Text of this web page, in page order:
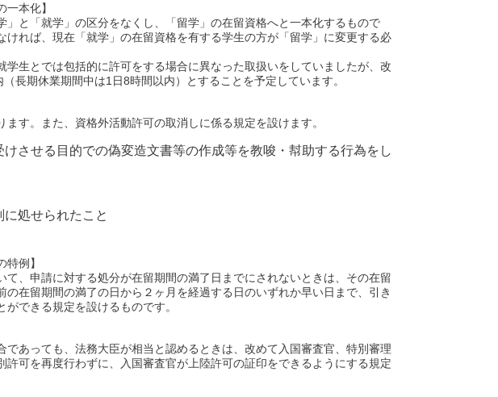
一本化】
」と「就学」の区分をなくし、「留学」の在留資格へと一本化するもので
れば、現在「就学」の在留資格を有する学生の方が「留学」に変更する必
生とでは包括的に許可をする場合に異なった取扱いをしていましたが、改
長期休業期間中は1日8時間以内）とすることを予定しています。
す。また、資格外活動許可の取消しに係る規定を設けます。
させる目的での偽変造文書等の作成等を教唆・幇助する行為をし
処せられたこと
例】
、申請に対する処分が在留期間の満了日までにされないときは、その在留
在留期間の満了の日から２ヶ月を経過する日のいずれか早い日まで、引き
できる規定を設けるものです。
であっても、法務大臣が相当と認めるときは、改めて入国審査官、特別審理
可を再度行わずに、入国審査官が上陸許可の証印をできるようにする規定